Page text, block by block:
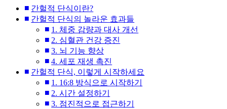
간헐적 단식이란?
간헐적 단식의 놀라운 효과들
1. 체중 감량과 대사 개선
2. 심혈관 건강 증진
3. 뇌 기능 향상
4. 세포 재생 촉진
간헐적 단식, 이렇게 시작하세요
1. 16:8 방식으로 시작하기
2. 시간 설정하기
3. 점진적으로 접근하기